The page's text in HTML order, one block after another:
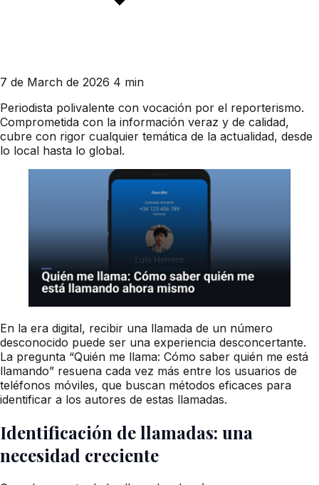
7 de March de 2026 4 min
Periodista polivalente con vocación por el reporterismo.
Comprometida con la información veraz y de calidad,
cubre con rigor cualquier temática de la actualidad, desde
lo local hasta lo global.
En la era digital, recibir una llamada de un número
desconocido puede ser una experiencia desconcertante.
La pregunta “Quién me llama: Cómo saber quién me está
llamando” resuena cada vez más entre los usuarios de
teléfonos móviles, que buscan métodos eficaces para
identificar a los autores de estas llamadas.
Identificación de llamadas: una
necesidad creciente